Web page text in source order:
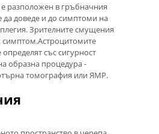
разположен в гръбначния
доведе и до симптоми на
Зрителните смущения
със сигурност
образна процедура -
томография или ЯМР.